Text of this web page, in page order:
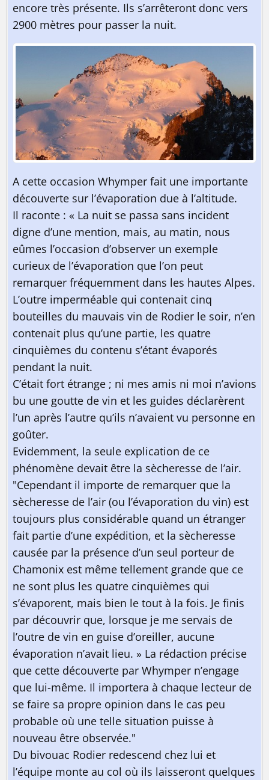
encore très présente. Ils s’arrêteront donc vers
2900 mètres pour passer la nuit.
A cette occasion Whymper fait une importante
découverte sur l’évaporation due à l’altitude.
Il raconte : « La nuit se passa sans incident
digne d’une mention, mais, au matin, nous
eûmes l’occasion d’observer un exemple
curieux de l’évaporation que l’on peut
remarquer fréquemment dans les hautes Alpes.
L’outre imperméable qui contenait cinq
bouteilles du mauvais vin de Rodier le soir, n’en
contenait plus qu’une partie, les quatre
cinquièmes du contenu s’étant évaporés
pendant la nuit.
C’était fort étrange ; ni mes amis ni moi n’avions
bu une goutte de vin et les guides déclarèrent
l’un après l’autre qu’ils n’avaient vu personne en
goûter.
Evidemment, la seule explication de ce
phénomène devait être la sècheresse de l’air.
"Cependant il importe de remarquer que la
sècheresse de l’air (ou l’évaporation du vin) est
toujours plus considérable quand un étranger
fait partie d’une expédition, et la sècheresse
causée par la présence d’un seul porteur de
Chamonix est même tellement grande que ce
ne sont plus les quatre cinquièmes qui
s’évaporent, mais bien le tout à la fois. Je finis
par découvrir que, lorsque je me servais de
l’outre de vin en guise d’oreiller, aucune
évaporation n’avait lieu. » La rédaction précise
que cette découverte par Whymper n’engage
que lui-même. Il importera à chaque lecteur de
se faire sa propre opinion dans le cas peu
probable où une telle situation puisse à
nouveau être observée."
Du bivouac Rodier redescend chez lui et
l’équipe monte au col où ils laisseront quelques